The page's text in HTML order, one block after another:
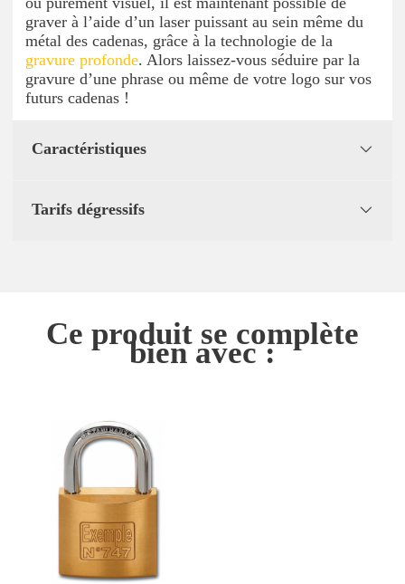
graver à l’aide d’un laser puissant au sein même du
métal des cadenas, grâce à la technologie de la
gravure profonde. Alors laissez-vous séduire par la
gravure d’une phrase ou même de votre logo sur vos
futurs cadenas !
Caractéristiques
Tarifs dégressifs
Ce produit se complète
bien avec :